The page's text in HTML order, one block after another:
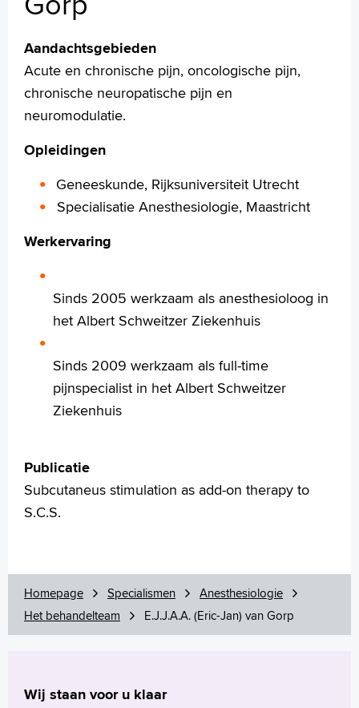
B.M.F. (Bart) van der Leeuw
A. (Anna) Panasewicz
J.J. (Jan) Schermer
Pijnbehandelcentrum
Soorten anesthesie
Download onze app
Handige links
Homepage
Praktische informatie
Medewerkers
Verwijzers
Tekstgrootte A
Aandachtsgebieden
Acute en chronische pijn, oncologische pijn,
chronische neuropatische pijn en
neuromodulatie.
Opleidingen
Geneeskunde, Rijksuniversiteit Utrecht
Specialisatie Anesthesiologie, Maastricht
Werkervaring
Sinds 2005 werkzaam als anesthesioloog in
het Albert Schweitzer Ziekenhuis
Sinds 2009 werkzaam als full-time
pijnspecialist in het Albert Schweitzer
Ziekenhuis
Publicatie
Subcutaneus stimulation as add-on therapy to
S.C.S.
Homepage Specialismen
Anesthesiologie
Het behandelteam
E.J.J.A.A. (Eric-Jan) van Gorp
Wij staan voor u klaar